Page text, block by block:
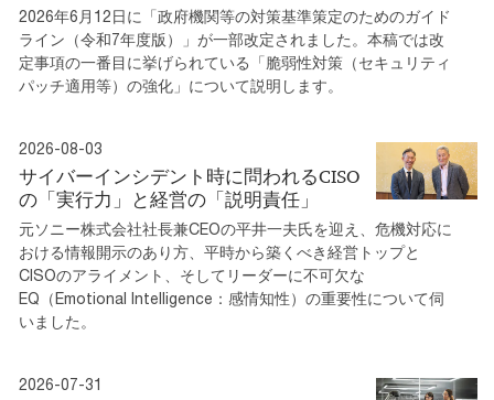
2026年6月12日に「政府機関等の対策基準策定のためのガイド
ライン（令和7年度版）」が一部改定されました。本稿では改
定事項の一番目に挙げられている「脆弱性対策（セキュリティ
パッチ適用等）の強化」について説明します。
2026-08-03
サイバーインシデント時に問われるCISO
の「実行力」と経営の「説明責任」
元ソニー株式会社社長兼CEOの平井一夫氏を迎え、危機対応に
おける情報開示のあり方、平時から築くべき経営トップと
CISOのアライメント、そしてリーダーに不可欠な
EQ（Emotional Intelligence：感情知性）の重要性について伺
いました。
2026-07-31